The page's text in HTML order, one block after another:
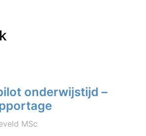
onderwijstijd –
MSc